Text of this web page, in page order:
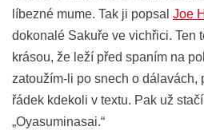
líbezné mume. Tak ji popsal Joe
dokonalé Sakuře ve vichřici. Ten
krásou, že leží před spaním na
zatoužím-li po snech o dálavách,
řádek kdekoli v textu. Pak už
„Oyasuminasai.“